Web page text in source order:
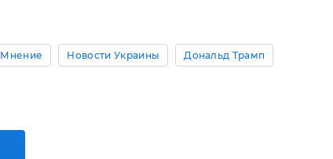
Мнение Новости Украины Дональд Трамп